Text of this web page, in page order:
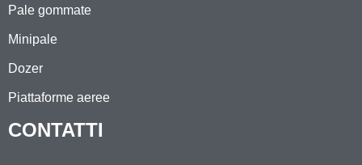
Pale gommate
Minipale
Dozer
Piattaforme aeree
CONTATTI